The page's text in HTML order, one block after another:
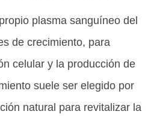
plasma sanguíneo del
de crecimiento, para
celular y la producción de
suele ser elegido por
natural para revitalizar la